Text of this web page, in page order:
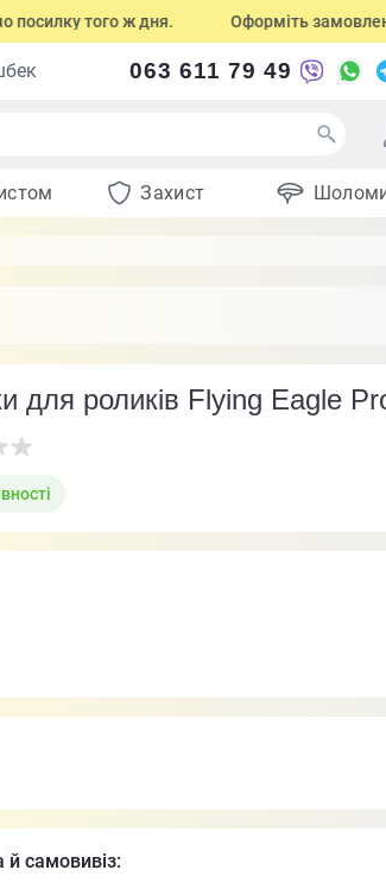
того ж дня. Оформіть замовлення
063 611 79 49
Захист
для роликів Flying Eagle
й самовивіз: